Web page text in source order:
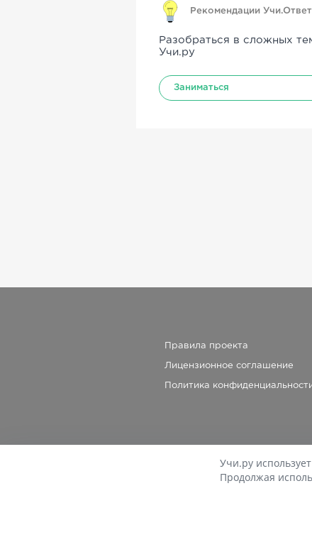
Рекомендации
Разобраться в сложных
Учи.ру
Заниматься
Правила проекта
Лицензионное соглашение
Политика
Учи.ру
Продолжая